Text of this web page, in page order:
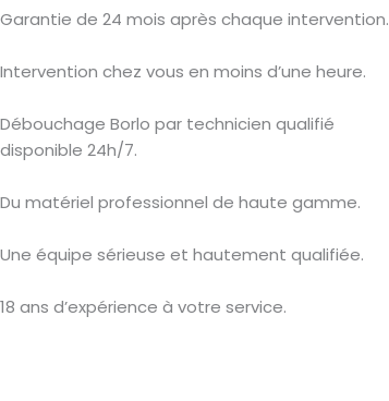
Garantie de 24 mois après chaque intervention.
Intervention chez vous en moins d’une heure.
Débouchage Borlo par technicien qualifié
disponible 24h/7.
Du matériel professionnel de haute gamme.
Une équipe sérieuse et hautement qualifiée.
18 ans d’expérience à votre service.